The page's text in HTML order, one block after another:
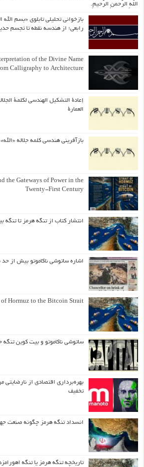
اللّهِ الرَّحمنِ الرَّحیمِ.
بازخوانی تحلیلی تابلوی «بسم
رابعی؛ از هندسه نقطه تا تجسم
of the Divine Name
Calligraphy to Architecture
إعادة التشكيل الهندسي لكلمة
العمارة
بازآفرینی هندسی کلمه جلاله
the Gateways of Power in the
Twenty-First Century
انتشار کتاب از تنگه هرمز تا
اشاره ساتوشی ناکاموتو بیش از
of Hormuz to the Bitcoin Strait
ساتوشی ناکاموتو و بیت کوین تنگه
بهره‌برداری اقتصادی از نارضایتی
تخفیف
انسداد تنگه هرمز چگونه صنعت
تاریخچه تنگه هرمز یا تنگه